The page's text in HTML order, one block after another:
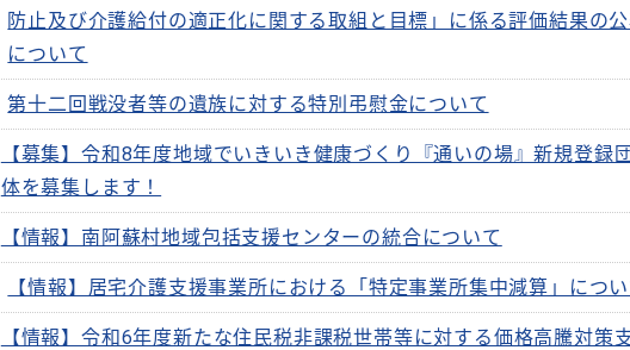
防止及び介護給付の適正化に関する取組と目標」に係る評価結果の
について
第十二回戦没者等の遺族に対する特別弔慰金について
【募集】令和8年度地域でいきいき健康づくり『通いの場』新規登録団
体を募集します！
【情報】南阿蘇村地域包括支援センターの統合について
【情報】居宅介護支援事業所における「特定事業所集中減算」につ
【情報】令和6年度新たな住民税非課税世帯等に対する価格高騰対策